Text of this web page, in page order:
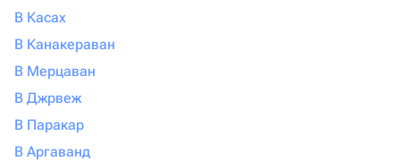
В Касах
В Канакераван
В Мерцаван
В Джрвеж
В Паракар
В Аргаванд